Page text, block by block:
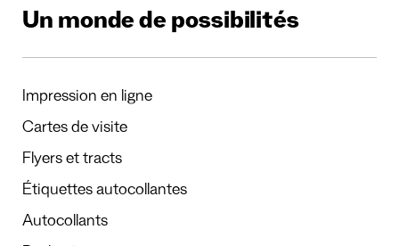
Un monde de possibilités
Impression en ligne
Cartes de visite
Flyers et tracts
Étiquettes autocollantes
Autocollants